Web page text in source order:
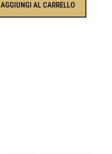
AGGIUNGI AL CARRELLO